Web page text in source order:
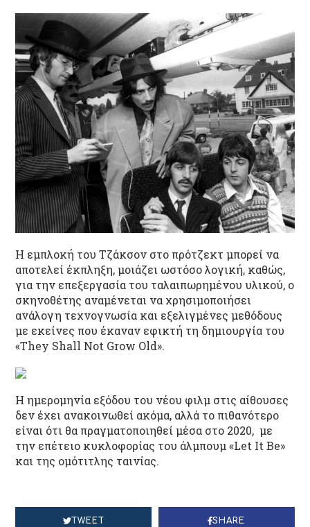
Η εμπλοκή του Τζάκσον στο πρότζεκτ μπορεί να
αποτελεί έκπληξη, μοιάζει ωστόσο λογική, καθώς,
για την επεξεργασία του ταλαιπωρημένου υλικού, ο
σκηνοθέτης αναμένεται να χρησιμοποιήσει
ανάλογη τεχνογνωσία και εξελιγμένες μεθόδους
με εκείνες που έκαναν εφικτή τη δημιουργία του
«They Shall Not Grow Old».
Η ημερομηνία εξόδου του νέου φιλμ στις αίθουσες
δεν έχει ανακοινωθεί ακόμα, αλλά το πιθανότερο
είναι ότι θα πραγματοποιηθεί μέσα στο 2020, με
την επέτειο κυκλοφορίας του άλμπουμ «Let It Be»
και της ομότιτλης ταινίας.
TWEET SHARE